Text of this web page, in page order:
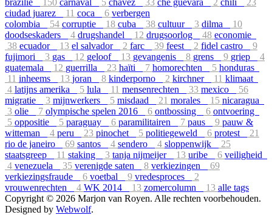
brazilië
150 carnaval 5 chavez 33 che guevara 2 chili
23
ciudad juarez
11 coca 6 verbergen
colombia
54 corruptie 18 cuba 38 cultuur 3 dilma
10
doodseskaders
4 drugshandel 12 drugsoorlog 48 economie
38 ecuador 13 el salvador 2 farc 39 feest 2 fidel castro
9
fujimori
3 gas 12 geloof 13 gevangenis 8 grens 9 griep
4
guatemala
12 guerrilla 23 haïti 7 homorechten 5 honduras
11 inheems 13 joran 8 kinderporno 2 kirchner 11 klimaat
4 latijns amerika 5 lula 11 mensenrechten 33 mexico
56
migratie
3 mijnwerkers 5 misdaad 21 morales 15 nicaragua
3 olie 7 olympische spelen 2016 6 ontbossing 6 ontvoering
5 oppositie 5 paraguay 6 paramilitairen 7 paus 9 pauw &
witteman
4 peru 23 pinochet 5 politiegeweld 6 protest
21
rio de janeiro
69 santos 4 sendero 4 sloppenwijk
25
staatsgreep
11 staking 3 tanja nijmeijer 13 uribe 6 veiligheid
4 venezuela 35 verenigde saten 8 verkiezingen
69
verkiezingsfraude
6 voetbal 9 vredesproces
2
vrouwenrechten
4 WK 2014 13 zomercolumn 13 alle tags
Copyright © 2026 Marjon van Royen. Alle rechten voorbehouden.
Designed by Webwolf.